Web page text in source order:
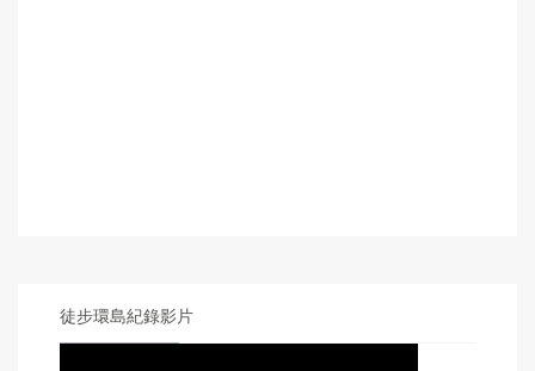
徒步環島紀錄影片